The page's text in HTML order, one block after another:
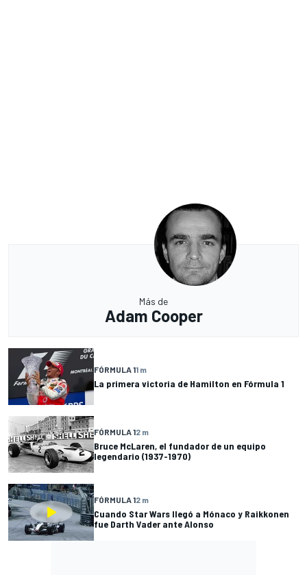
Más de
Adam Cooper
FÓRMULA 11 m
La primera victoria de Hamilton en Fórmula 1
FÓRMULA 12 m
Bruce McLaren, el fundador de un equipo
legendario (1937-1970)
FÓRMULA 12 m
Cuando Star Wars llegó a Mónaco y Raikkonen
fue Darth Vader ante Alonso